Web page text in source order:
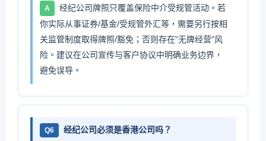
A
经纪公司牌照只覆盖保险中介受规管活动。若
你实际从事证券/基金/受规管外汇等，需要另行按相
关监管制度取得牌照/豁免；否则存在"无牌经营"风
险。建议在公司宣传与客户协议中明确业务边界，
避免误导。
Q6 经纪公司必须是香港公司吗？